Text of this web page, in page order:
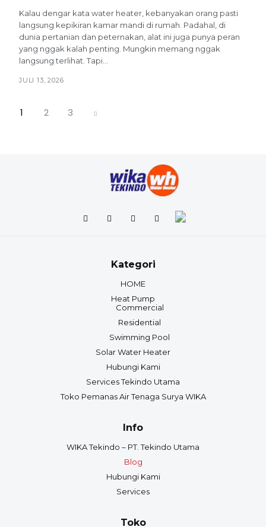
Kalau dengar kata water heater, kebanyakan orang pasti
langsung kepikiran kamar mandi di rumah. Padahal, di
dunia pertanian dan peternakan, alat ini juga punya peran
yang nggak kalah penting. Mungkin memang nggak
langsung terlihat. Tapi...
JULI 13, 2026
1 2 3
Kategori
HOME
Heat Pump
Commercial
Residential
Swimming Pool
Solar Water Heater
Hubungi Kami
Services Tekindo Utama
Toko Pemanas Air Tenaga Surya WIKA
Info
WIKA Tekindo – PT. Tekindo Utama
Blog
Hubungi Kami
Services
Toko